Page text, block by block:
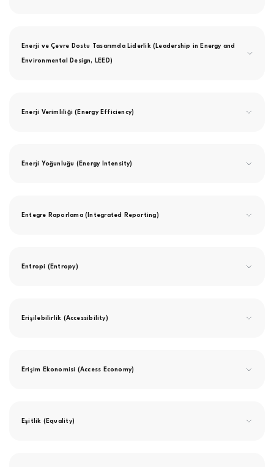
Enerji ve Çevre Dostu Tasarımda Liderlik (Leadership in Energy and
Environmental Design, LEED)
Enerji Verimliliği (Energy Efficiency)
Enerji Yoğunluğu (Energy Intensity)
Entegre Raporlama (Integrated Reporting)
Entropi (Entropy)
Erişilebilirlik (Accessibility)
Erişim Ekonomisi (Access Economy)
Eşitlik (Equality)